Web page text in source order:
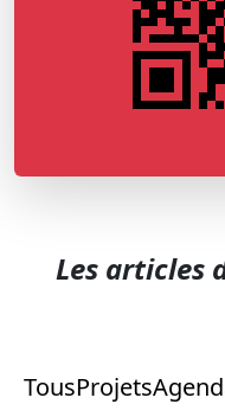
Les articles
TousProjets